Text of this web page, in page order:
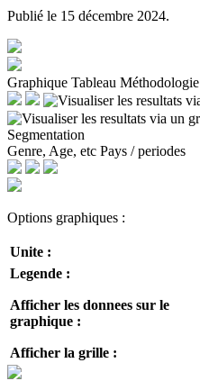
Publié le 15 décembre 2024.
Graphique Tableau Méthodologie
Segmentation
Genre, Age, etc Pays / periodes
Options graphiques :
Unite :
Legende :
Afficher les donnees sur le
graphique :
Afficher la grille :